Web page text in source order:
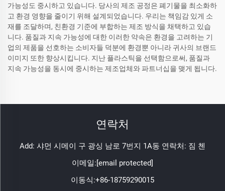
가능성도 중시하고 있습니다. 당사의 제조 공정은 폐기물을 최소화하
고 환경 영향을 줄이기 위해 설계되었습니다. 우리는 책임감 있게 소
재를 조달하며, 친환경 기준에 부합하는 제조 방식을 채택하고 있습
니다. 품질과 지속 가능성에 대한 이러한 약속은 환경을 고려하는 기
업의 제품을 선호하는 소비자들 덕분에 환경뿐 아니라 귀사의 브랜드
이미지 또한 향상시킵니다. 지난 플라스틱을 선택함으로써, 품질과
지속 가능성을 동시에 중시하는 제조업체와 파트너십을 맺게 됩니다.
연락처
Add: 샤먼 시메이 구 광싱 남로 7번지 1A동 연락처: 짐 첸
이메일:[email protected]
이동식:+86-18759290015